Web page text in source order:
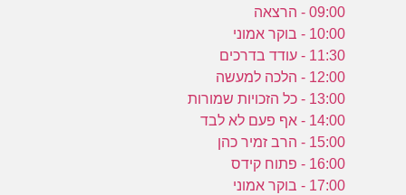
09:00 - הרצאה
10:00 - בוקר אמוני
11:30 - עודד בדרכים
12:00 - הלכה למעשה
13:00 - כל הזכויות שמורות
14:00 - אף פעם לא לבד
15:00 - הרב זמיר כהן
16:00 - פתוח קידס
17:00 - בוקר אמוני